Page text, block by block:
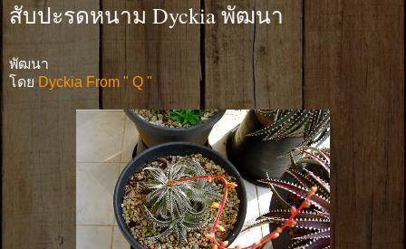
สับปะรดหนาม Dyckia พัฒนา
พัฒนา
โดยDyckia From " Q "